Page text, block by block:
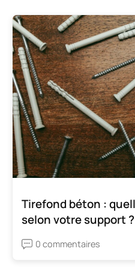
Tirefond béton :
selon votre support ?
0 commentaires